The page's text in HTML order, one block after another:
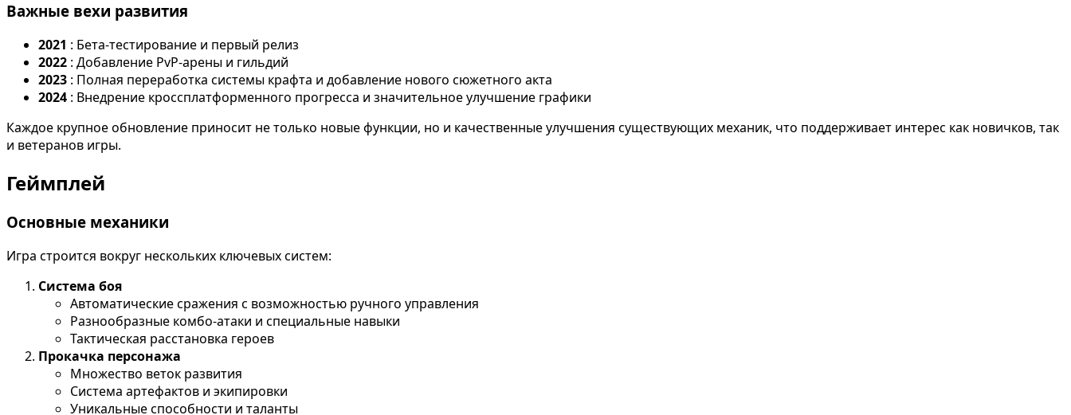
Важные вехи развития
2021 : Бета-тестирование и первый релиз
2022 : Добавление PvP-арены и гильдий
2023 : Полная переработка системы крафта и добавление нового сюжетного акта
2024 : Внедрение кроссплатформенного прогресса и значительное улучшение графики
Каждое крупное обновление приносит не только новые функции, но и качественные улучшения существующих механик, что поддерживает интерес как новичков, так
и ветеранов игры.
Геймплей
Основные механики
Игра строится вокруг нескольких ключевых систем:
Система боя
Автоматические сражения с возможностью ручного управления
Разнообразные комбо-атаки и специальные навыки
Тактическая расстановка героев
Прокачка персонажа
Множество веток развития
Система артефактов и экипировки
Уникальные способности и таланты